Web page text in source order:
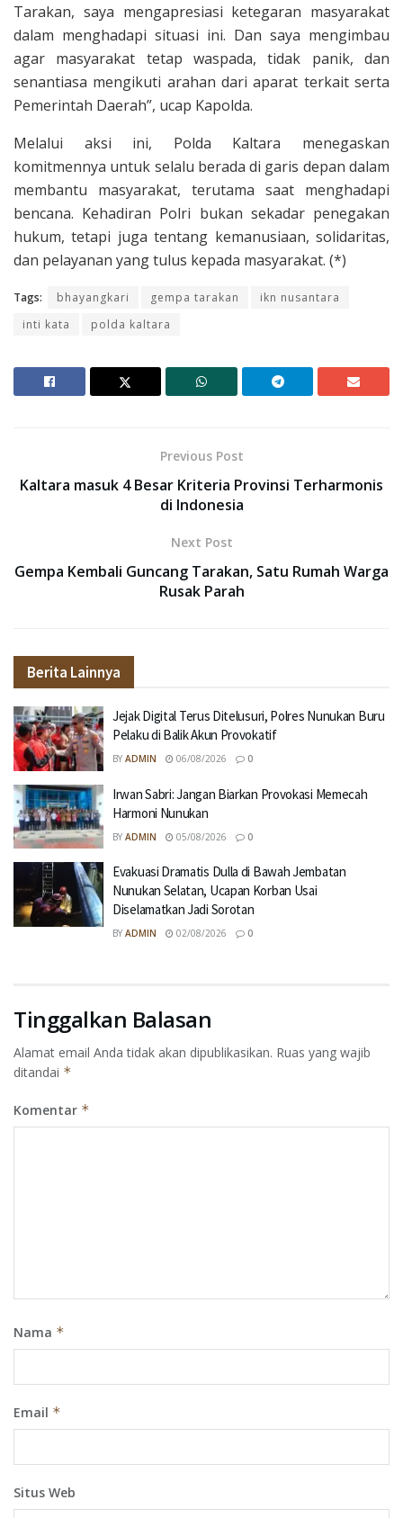
Tarakan, saya mengapresiasi ketegaran masyarakat
dalam menghadapi situasi ini. Dan saya mengimbau
agar masyarakat tetap waspada, tidak panik, dan
senantiasa mengikuti arahan dari aparat terkait serta
Pemerintah Daerah”, ucap Kapolda.
Melalui aksi ini, Polda Kaltara menegaskan
komitmennya untuk selalu berada di garis depan dalam
membantu masyarakat, terutama saat menghadapi
bencana. Kehadiran Polri bukan sekadar penegakan
hukum, tetapi juga tentang kemanusiaan, solidaritas,
dan pelayanan yang tulus kepada masyarakat. (*)
Tags: bhayangkari gempa tarakan
ikn nusantara
inti kata
polda kaltara
Previous Post
Kaltara masuk 4 Besar Kriteria Provinsi Terharmonis
di Indonesia
Next Post
Gempa Kembali Guncang Tarakan, Satu Rumah Warga
Rusak Parah
Berita Lainnya
Jejak Digital Terus Ditelusuri, Polres Nunukan Buru
Pelaku di Balik Akun Provokatif
BY ADMIN 06/08/2026 0
Irwan Sabri: Jangan Biarkan Provokasi Memecah
Harmoni Nunukan
BY ADMIN 05/08/2026 0
Evakuasi Dramatis Dulla di Bawah Jembatan
Nunukan Selatan, Ucapan Korban Usai
Diselamatkan Jadi Sorotan
BY ADMIN 02/08/2026 0
Tinggalkan Balasan
Alamat email Anda tidak akan dipublikasikan. Ruas yang wajib
ditandai *
Komentar *
Nama *
Email *
Situs Web